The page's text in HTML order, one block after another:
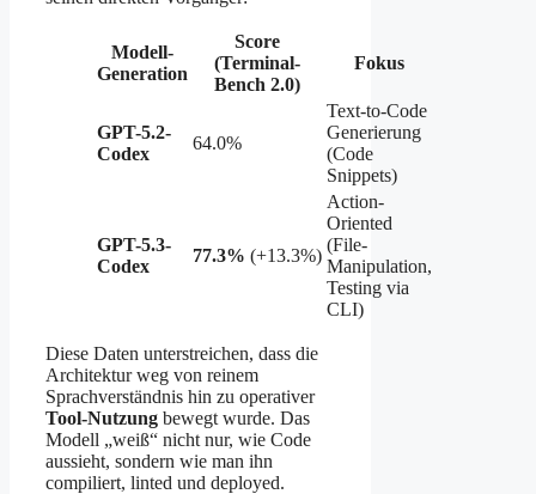
Modell-
Generation
Score
(Terminal-
Bench 2.0)
Fokus
GPT-5.2-
Codex
64.0%
Text-to-Code
Generierung
(Code
Snippets)
GPT-5.3-
Codex
77.3% (+13.3%)
Action-
Oriented
(File-
Manipulation,
Testing via
CLI)
Diese Daten unterstreichen, dass die
Architektur weg von reinem
Sprachverständnis hin zu operativer
Tool-Nutzung bewegt wurde. Das
Modell „weiß“ nicht nur, wie Code
aussieht, sondern wie man ihn
compiliert, linted und deployed.